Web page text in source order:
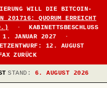
WILL DIE BITCOIN-
201716: QUORUM ERREICHT
·
KABINETTSBESCHLUSS
JANUAR 2027
·
12. AUGUST
ZURÜCK
STAND: 6. AUGUST 2026